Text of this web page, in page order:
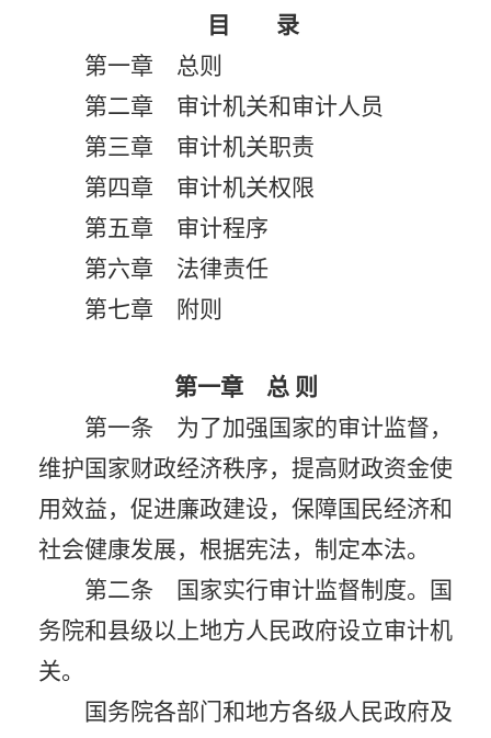
目 录
第一章 总则
第二章 审计机关和审计人员
第三章 审计机关职责
第四章 审计机关权限
第五章 审计程序
第六章 法律责任
第七章 附则
第一章 总 则
第一条 为了加强国家的审计监督，
维护国家财政经济秩序，提高财政资金使
用效益，促进廉政建设，保障国民经济和
社会健康发展，根据宪法，制定本法。
第二条 国家实行审计监督制度。国
务院和县级以上地方人民政府设立审计机
关。
国务院各部门和地方各级人民政府及